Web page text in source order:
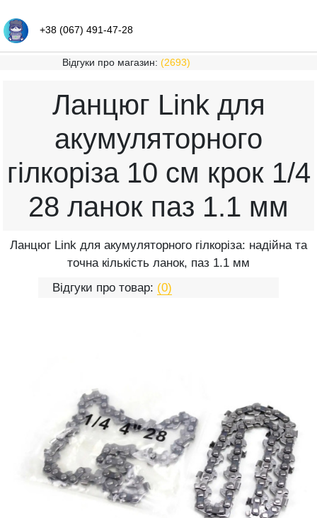
+38 (067) 491-47-28
Відгуки про магазин: (2693)
Ланцюг Link для
акумуляторного
гілкоріза 10 см крок 1/4
28 ланок паз 1.1 мм
Ланцюг Link для акумуляторного гілкоріза: надійна та
точна кількість ланок, паз 1.1 мм
Відгуки про товар: (0)